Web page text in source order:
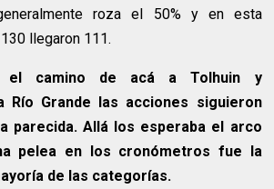
roza el 50% y en esta
llegaron 111.
el camino de acá a Tolhuin y
Río Grande las acciones siguieron
parecida. Allá los esperaba el arco
pelea en los cronómetros fue la
de las categorías.